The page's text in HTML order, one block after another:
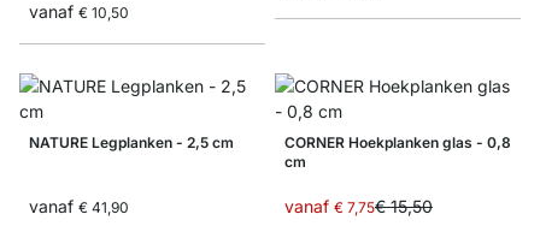
vanaf € 10,50
NATURE Legplanken - 2,5 cm
vanaf € 41,90
CORNER Hoekplanken glas - 0,8
cm
vanaf € 7,75€ 15,50